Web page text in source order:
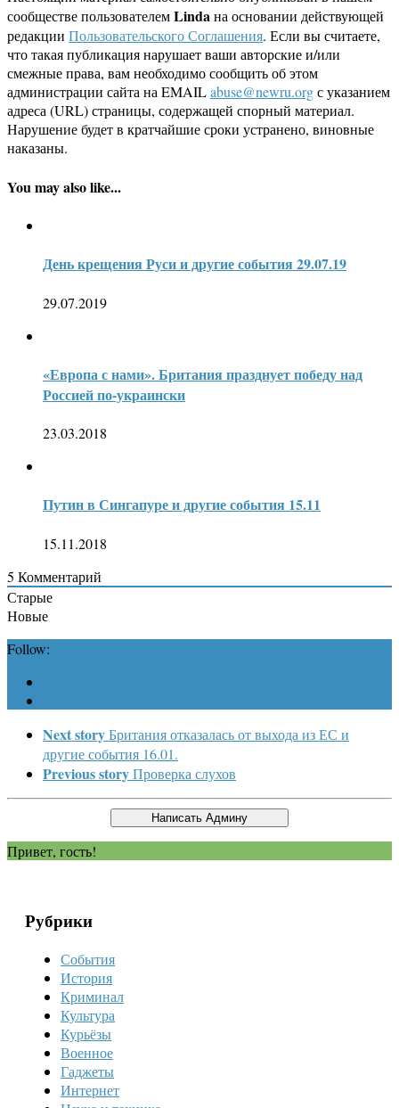
сообществе пользователемLindaна основании действующей
редакции Пользовательского Соглашения. Если вы считаете,
что такая публикация нарушает ваши авторские и/или
смежные права, вам необходимо сообщить об этом
администрации сайта на EMAILabuse@newru.orgс указанием
адреса (URL) страницы, содержащей спорный материал.
Нарушение будет в кратчайшие сроки устранено, виновные
наказаны.
You may also like...
День крещения Руси и другие события 29.07.19
29.07.2019
«Европа с нами». Британия празднует победу над
Россией по-украински
23.03.2018
Путин в Сингапуре и другие события 15.11
15.11.2018
5 Комментарий
Старые
Новые
Follow:
Next storyБритания отказалась от выхода из ЕС и
другие события 16.01.
Previous storyПроверка слухов
Привет, гость!
Рубрики
События
История
Криминал
Культура
Курьёзы
Военное
Гаджеты
Интернет